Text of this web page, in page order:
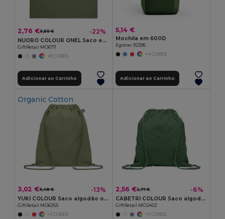
2,76 €3,55 € -22%
NUORO COLOUR ONEL Saco em algodão orgânico
GiftRetail MO6711
+8 CORES
Adicionar ao Carrinho
5,14 €
Mochila em 600D
Egotier 92396
+4 CORES
Adicionar ao Carrinho
Organic Cotton
3,02 €3,48 € -13%
YUKI COLOUR Saco algodão orgânico
GiftRetail MO6355
+3 CORES
2,56 €2,71 € -6%
CABETRI COLOUR Saco algodão rec. de 140 gr/m²
GiftRetail MO2402
+7 CORES